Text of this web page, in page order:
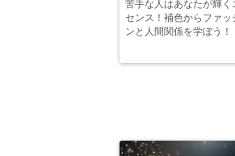
苦手な人はあなたが輝く
センス！補色からファッ
ンと人間関係を学ぼう！